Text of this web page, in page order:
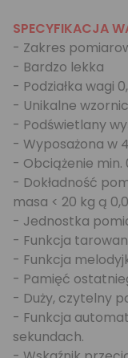
SPECYFIKACJA
- Zakres
- Bardzo lekka
- Podziałka wagi
- Unikalne
- Podświetlany
- Wyposażona w
- Obciążenie min.
- Dokładność
masa < 20 kg ą
- Jednostka
- Funkcja
- Funkcja
- Pamięć
- Duży, czytelny
- Funkcja
sekundach.